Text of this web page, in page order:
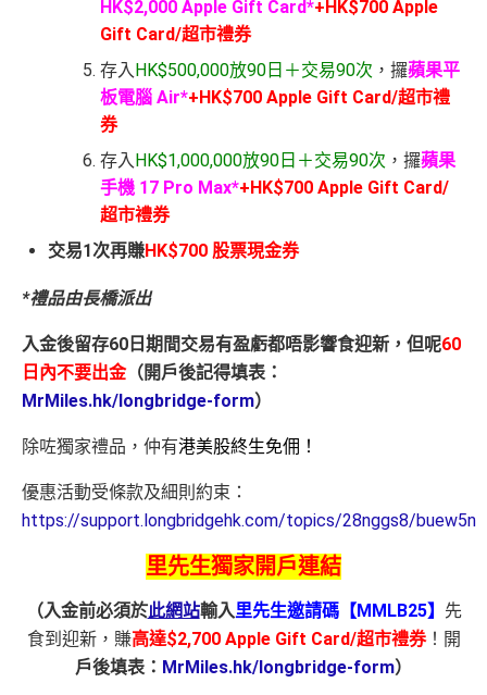
HK$2,000 Apple Gift Card*+HK$700 Apple
Gift Card/超市禮券
存入 HK$500,000放90日＋交易90次 ，攞蘋果平
板電腦 Air*+HK$700 Apple Gift Card/超市禮
券
存入 HK$1,000,000放90日＋交易90次 ，攞蘋果
手機 17 Pro Max*+HK$700 Apple Gift Card/
超市禮券
交易1次再賺HK$700 股票現金券
*禮品由長橋派出
入金後留存60日期間交易有盈虧都唔影響食迎新，但呢60
日內不要出金（開戶後記得填表：
MrMiles.hk/longbridge-form）
除咗獨家禮品，仲有港美股終生免佣！
優惠活動受條款及細則約束：
https://support.longbridgehk.com/topics/28nggs8/buew5n
里先生獨家開戶連結
（入金前必須於此網站輸入里先生邀請碼【MMLB25】 先
食到迎新，賺高達$2,700 Apple Gift Card/超市禮券！開
戶後填表： MrMiles.hk/longbridge-form）